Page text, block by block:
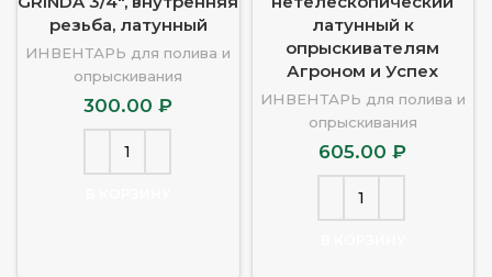
резьба, латунный
ИНВЕНТАРЬ для полива и
опрыскивания
300.00₽
латунный к
опрыскивателям
Агроном и Успех
ИНВЕНТАРЬ для полива и
опрыскивания
605.00₽